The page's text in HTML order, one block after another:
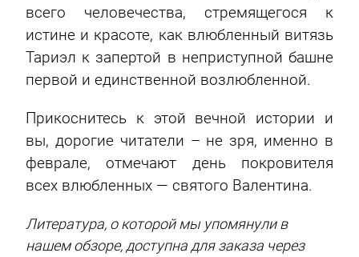
всего человечества, стремящегося к
истине и красоте, как влюбленный витязь
Тариэл к запертой в неприступной башне
первой и единственной возлюбленной.
Прикоснитесь к этой вечной истории и
вы, дорогие читатели – не зря, именно в
феврале, отмечают день покровителя
всех влюбленных — святого Валентина.
Литература, о которой мы упомянули в
нашем обзоре, доступна для заказа через